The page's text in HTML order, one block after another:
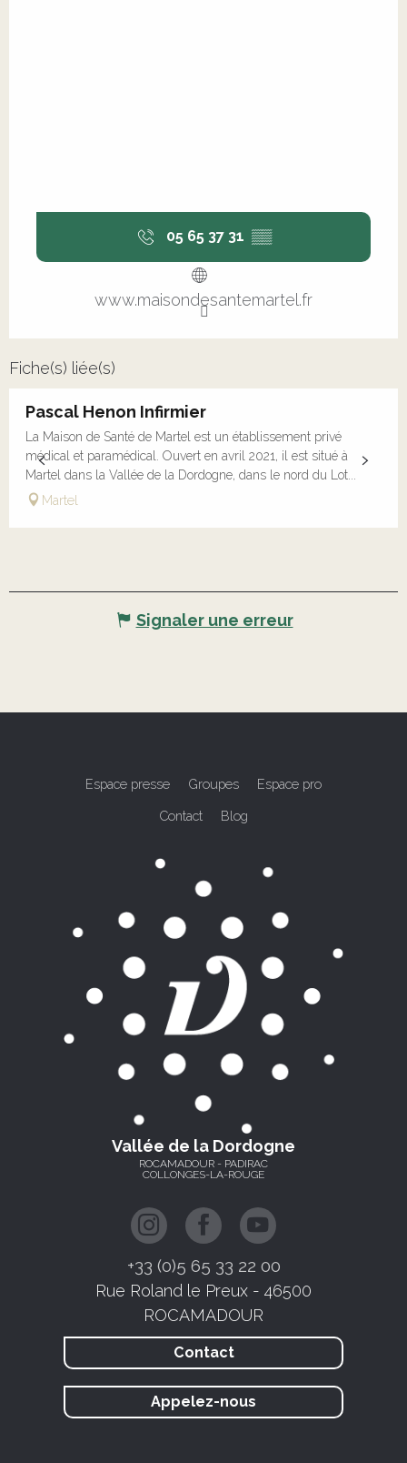
05 65 37 31 ▒▒
www.maisondesantemartel.fr
Fiche(s) liée(s)
Pascal Henon Infirmier
La Maison de Santé de Martel est un établissement privé
médical et paramédical. Ouvert en avril 2021, il est situé à
Martel dans la Vallée de la Dordogne, dans le nord du Lot...
Martel
Signaler une erreur
Espace presse Groupes Espace pro
Contact Blog
Vallée de la Dordogne
ROCAMADOUR - PADIRAC
COLLONGES-LA-ROUGE
+33 (0)5 65 33 22 00
Rue Roland le Preux - 46500
ROCAMADOUR
Contact
Appelez-nous